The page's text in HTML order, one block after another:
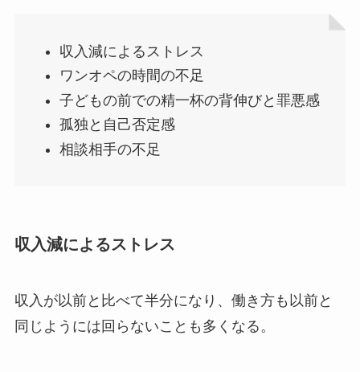
収入減によるストレス
ワンオペの時間の不足
子どもの前での精一杯の背伸びと罪悪感
孤独と自己否定感
相談相手の不足
収入減によるストレス
収入が以前と比べて半分になり、働き方も以前と
同じようには回らないことも多くなる。